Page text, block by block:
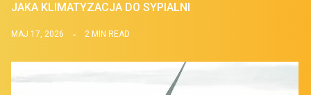
JAKA KLIMATYZACJA DO SYPIALNI
MAJ 17, 2026 2 MIN READ